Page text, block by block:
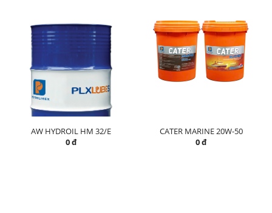
AW HYDROIL HM 32/E
0 đ
CATER MARINE 20W-50
0 đ